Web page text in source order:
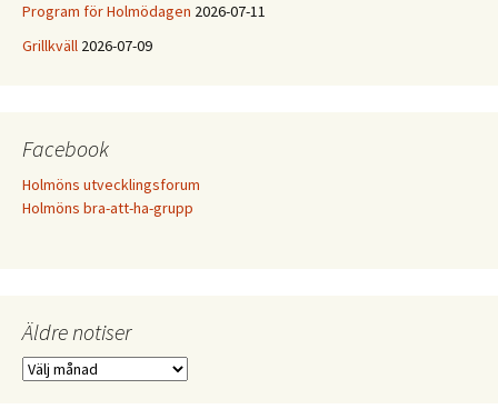
Program för Holmödagen 2026-07-11
Grillkväll 2026-07-09
Facebook
Holmöns utvecklingsforum
Holmöns bra-att-ha-grupp
Äldre notiser
Äldre